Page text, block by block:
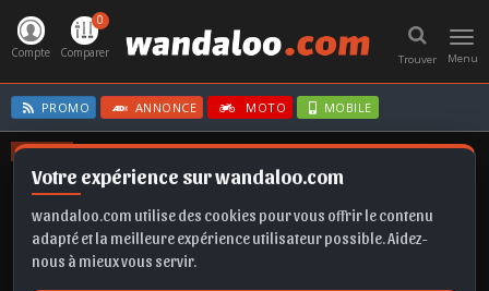
Votre expérience sur wandaloo.com
wandaloo.com utilise des cookies pour vous offrir le contenu
adapté et la meilleure expérience utilisateur possible. Aidez-
nous à mieux vous servir.
Menu
Trouver
Compte
0
Comparer
PROMO ANNONCE MOTO MOBILE
OFFRES
IBIZA SCALA FRONTERA